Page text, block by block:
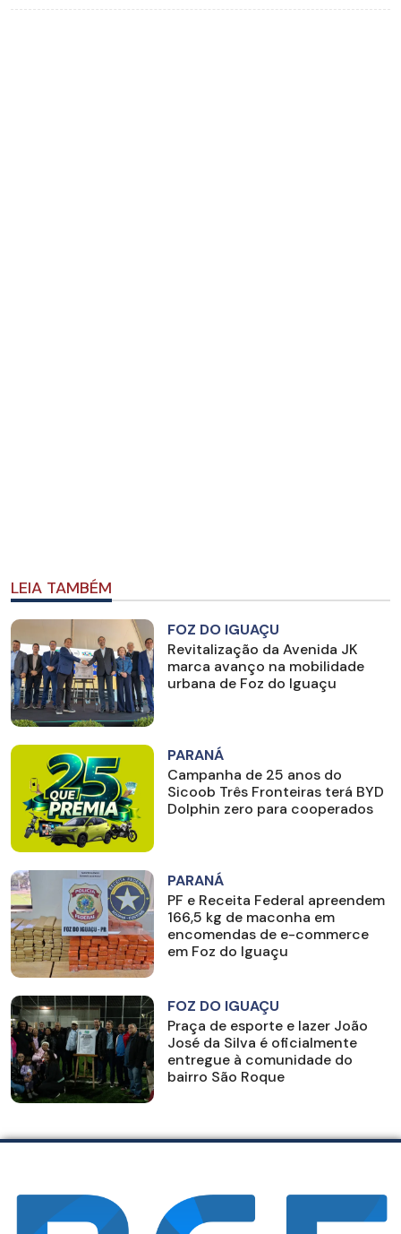
LEIA TAMBÉM
FOZ DO IGUAÇU
Revitalização da Avenida JK
marca avanço na mobilidade
urbana de Foz do Iguaçu
PARANÁ
Campanha de 25 anos do
Sicoob Três Fronteiras terá BYD
Dolphin zero para cooperados
PARANÁ
PF e Receita Federal apreendem
166,5 kg de maconha em
encomendas de e-commerce
em Foz do Iguaçu
FOZ DO IGUAÇU
Praça de esporte e lazer João
José da Silva é oficialmente
entregue à comunidade do
bairro São Roque